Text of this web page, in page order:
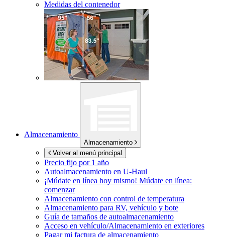
Medidas del contenedor
Almacenamiento
Almacenamiento
Volver al menú principal
Precio fijo por 1 año
Autoalmacenamiento en U-Haul
¡Múdate en línea hoy mismo! Múdate en línea:
comenzar
Almacenamiento con control de temperatura
Almacenamiento para RV, vehículo y bote
Guía de tamaños de autoalmacenamiento
Acceso en vehículo/Almacenamiento en exteriores
Pagar mi factura de almacenamiento